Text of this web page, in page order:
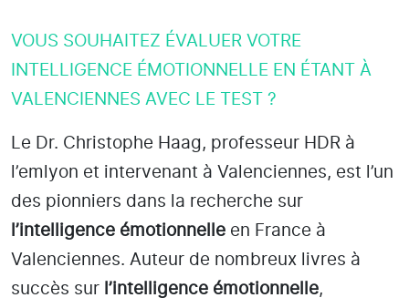
VOUS SOUHAITEZ ÉVALUER VOTRE
INTELLIGENCE ÉMOTIONNELLE EN ÉTANT À
VALENCIENNES AVEC LE TEST ?
Le Dr. Christophe Haag, professeur HDR à
l’emlyon et intervenant à Valenciennes, est l’un
des pionniers dans la recherche sur
l’intelligence émotionnelle en France à
Valenciennes. Auteur de nombreux livres à
succès sur l’intelligence émotionnelle,